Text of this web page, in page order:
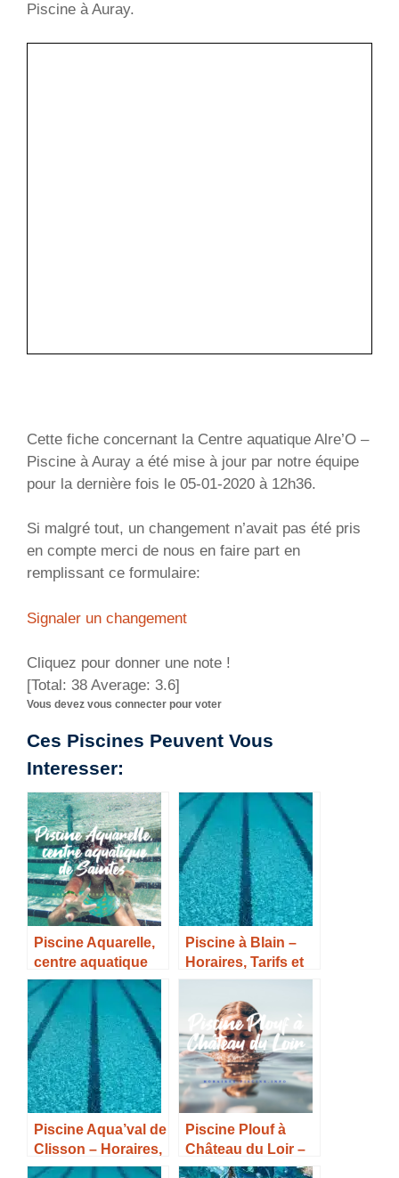
Piscine à Auray.
Cette fiche concernant la Centre aquatique Alre’O –
Piscine à Auray a été mise à jour par notre équipe
pour la dernière fois le 05-01-2020 à 12h36.
Si malgré tout, un changement n’avait pas été pris
en compte merci de nous en faire part en
remplissant ce formulaire:
Signaler un changement
Cliquez pour donner une note !
[Total: 38 Average: 3.6]
Vous devez vous connecter pour voter
Ces Piscines Peuvent Vous
Interesser:
Piscine Aquarelle,
centre aquatique
de Saintes –
Horaires, Tarifs et
Infos –
Piscine à Blain –
Horaires, Tarifs et
Infos –
Piscine Aqua’val de
Clisson – Horaires,
Tarifs et Infos –
Piscine Plouf à
Château du Loir –
Horaires, Tarifs et